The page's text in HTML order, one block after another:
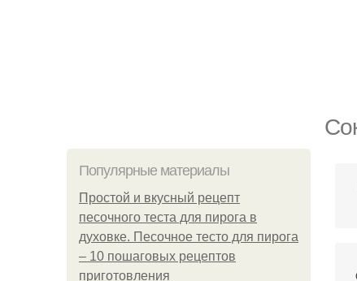
Популярные материалы
Простой и вкусный рецепт
песочного теста для пирога в
духовке. Песочное тесто для пирога
– 10 пошаговых рецептов
приготовления